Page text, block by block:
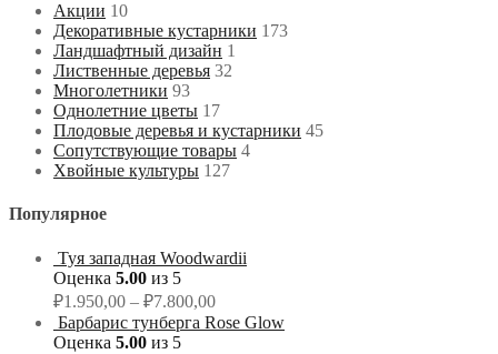
Акции 10
Декоративные кустарники 173
Ландшафтный дизайн 1
Лиственные деревья 32
Многолетники 93
Однолетние цветы 17
Плодовые деревья и кустарники 45
Сопутствующие товары 4
Хвойные культуры 127
Популярное
Туя западная Woodwardii
Оценка 5.00 из 5
₽1.950,00 – ₽7.800,00
Барбарис тунберга Rose Glow
Оценка 5.00 из 5